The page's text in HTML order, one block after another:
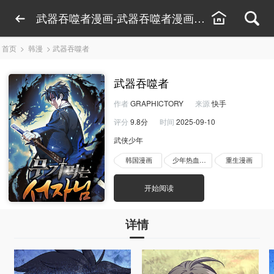
武器吞噬者漫画-武器吞噬者漫画线上看-武器吞
首页 > 韩漫 > 武器吞噬者
武器吞噬者
作者 GRAPHICTORY 来源 快手
评分 9.8分 时间 2025-09-10
武侠少年
韩国漫画 少年热血漫画 重生漫画
开始阅读
详情